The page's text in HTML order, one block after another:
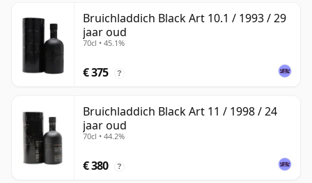
Bruichladdich Black Art 10.1 / 1993 / 29
jaar oud
70cl • 45.1%
€ 375 ?
Bruichladdich Black Art 11 / 1998 / 24
jaar oud
70cl • 44.2%
€ 380 ?